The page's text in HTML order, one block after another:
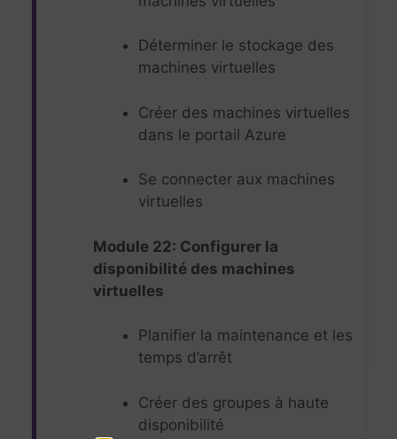
Déterminer le stockage des
machines virtuelles
Créer des machines virtuelles
dans le portail Azure
Se connecter aux machines
virtuelles
Module 22: Configurer la
disponibilité des machines
virtuelles
Planifier la maintenance et les
temps d’arrêt
Créer des groupes à haute
disponibilité